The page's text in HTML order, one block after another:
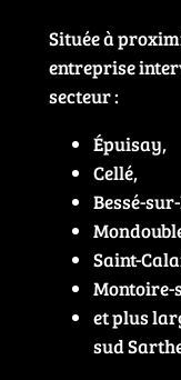
Située à
entreprise
secteur :
Épuisay,
Cellé,
Bessé-
Saint-
et plus
sud